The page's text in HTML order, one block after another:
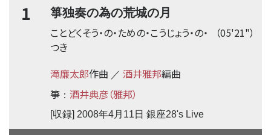
1 箏独奏の為の荒城の月
（05'21"）
ことどくそう・の・ための・こうじょう・の・
つき
滝廉太郎作曲 ／ 酒井雅邦編曲
箏 ： 酒井典彦（雅邦）
[収録] 2008年4月11日 銀座28's Live